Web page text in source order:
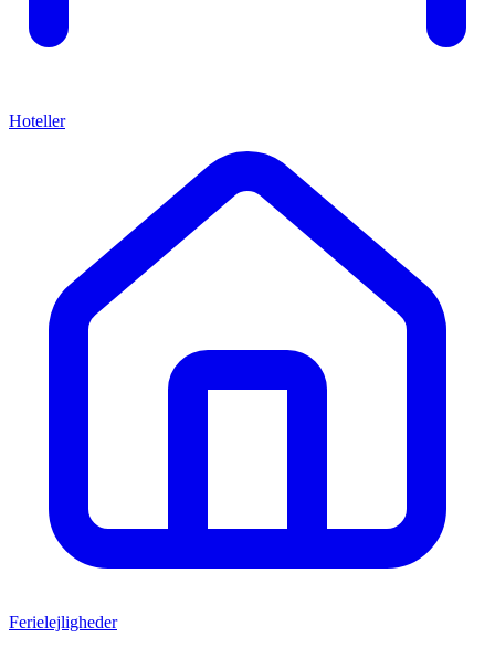
Hoteller
Ferielejligheder